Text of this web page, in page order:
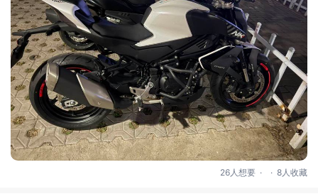
26人想要 . . 8人收藏